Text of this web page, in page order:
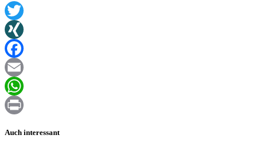
Twitter
XING
Facebook
Email
WhatsApp
Auch interessant